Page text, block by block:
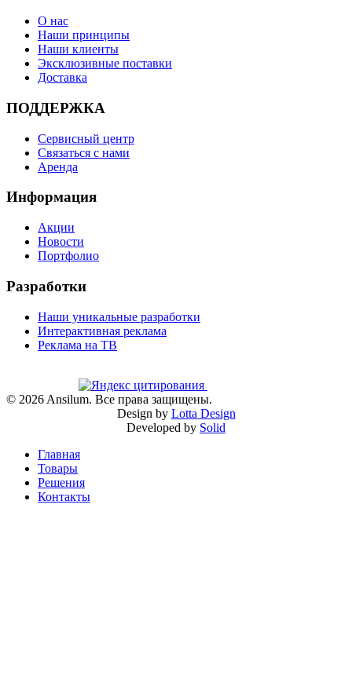
О нас
Наши принципы
Наши клиенты
Эксклюзивные поставки
Доставка
ПОДДЕРЖКА
Сервисный центр
Связаться с нами
Аренда
Информация
Акции
Новости
Портфолио
Разработки
Наши уникальные разработки
Интерактивная реклама
Реклама на ТВ
© 2026 Ansilum. Все права защищены.
Design by Lotta Design
Developed by Solid
Главная
Товары
Решения
Контакты